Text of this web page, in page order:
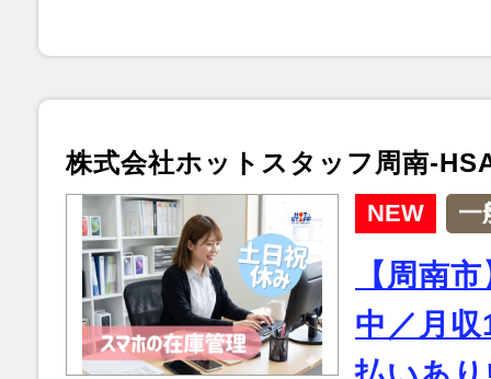
株式会社ホットスタッフ周南-
NEW 一
【周南
中／月